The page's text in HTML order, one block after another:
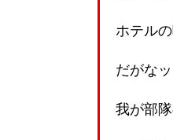
ホテル
だがな
我が部